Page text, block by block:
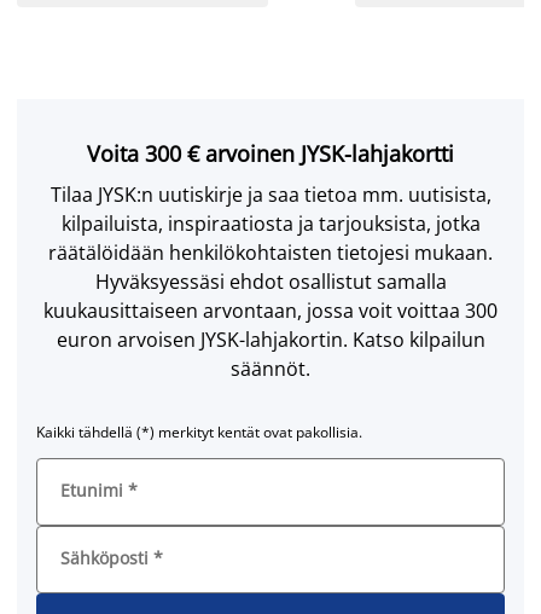
Voita 300 € arvoinen JYSK-lahjakortti
Tilaa JYSK:n uutiskirje ja saa tietoa mm. uutisista,
kilpailuista, inspiraatiosta ja tarjouksista, jotka
räätälöidään henkilökohtaisten tietojesi mukaan.
Hyväksyessäsi ehdot osallistut samalla
kuukausittaiseen arvontaan, jossa voit voittaa 300
euron arvoisen JYSK-lahjakortin. Katso kilpailun
säännöt.
Kaikki tähdellä (*) merkityt kentät ovat pakollisia.
Etunimi *
Sähköposti *